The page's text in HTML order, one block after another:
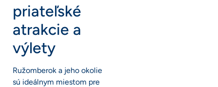
priateľské
atrakcie a
výlety
Ružomberok a jeho okolie
sú ideálnym miestom pre